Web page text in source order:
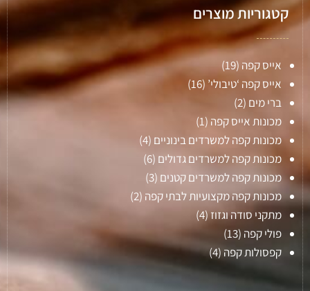
קטגוריות מוצרים
אייס קפה (19)
אייס קפה ‘טיבולי’ (16)
ברי מים (2)
מכונות אייס קפה (1)
מכונות קפה למשרדים בינוניים (4)
מכונות קפה למשרדים גדולים (6)
מכונות קפה למשרדים קטנים (3)
מכונות קפה מקצועיות לבתי קפה (2)
מתקני סודה וגזוז(4)
פולי קפה (13)
קפסולות קפה (4)